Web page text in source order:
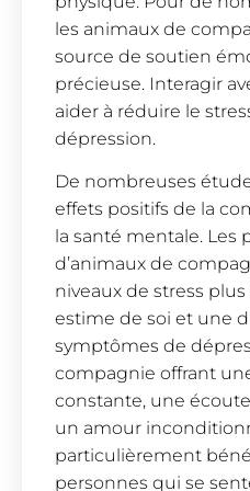
les animaux de
source de soutien
précieuse. Interagir
aider à réduire le
dépression.
De nombreuses
effets positifs de la
la santé mentale. Les
d’animaux de
niveaux de stress
estime de soi et une
symptômes de
compagnie offrant
constante, une
un amour
particulièrement
personnes qui se